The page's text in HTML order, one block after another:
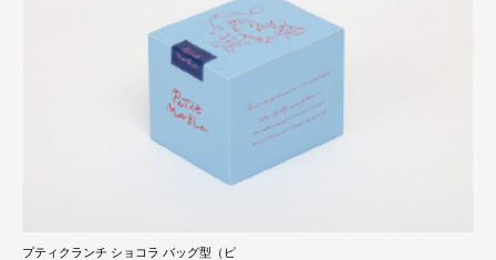
プティクランチ ショコラ バッグ型（ピ